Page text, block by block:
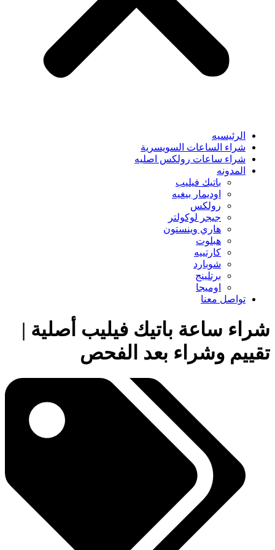
الرئيسيه
شراء الساعات السويسرية
شراء ساعات رولكس اصليه
المدونه
باتيك فيليب
اوديمار بيغيه
رولكس
جيجر لوكولتر
هاري وينستون
هبلوت
كارتييه
شوبارد
برتلينج
اوميجا
تواصل معنا
شراء ساعة باتيك فيليب أصلية |
تقييم وشراء بعد الفحص